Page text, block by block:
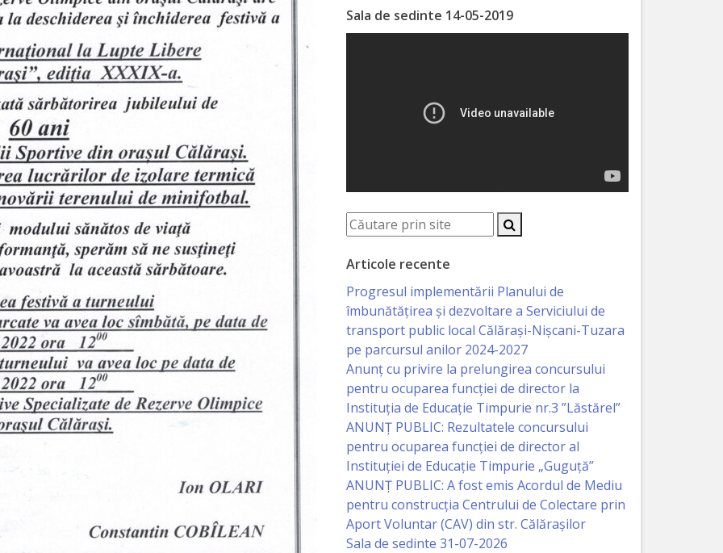
Sala de sedinte 14-05-2019
Articole recente
Progresul implementării Planului de
îmbunătățirea și dezvoltare a Serviciului de
transport public local Călărași-Nișcani-Tuzara
pe parcursul anilor 2024-2027
Anunț cu privire la prelungirea concursului
pentru ocuparea funcţiei de director la
Instituția de Educație Timpurie nr.3 ”Lăstărel”
ANUNȚ PUBLIC: Rezultatele concursului
pentru ocuparea funcției de director al
Instituției de Educație Timpurie „Guguță”
ANUNȚ PUBLIC: A fost emis Acordul de Mediu
pentru construcția Centrului de Colectare prin
Aport Voluntar (CAV) din str. Călărașilor
Sala de sedinte 31-07-2026